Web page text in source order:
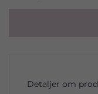
Detaljer om